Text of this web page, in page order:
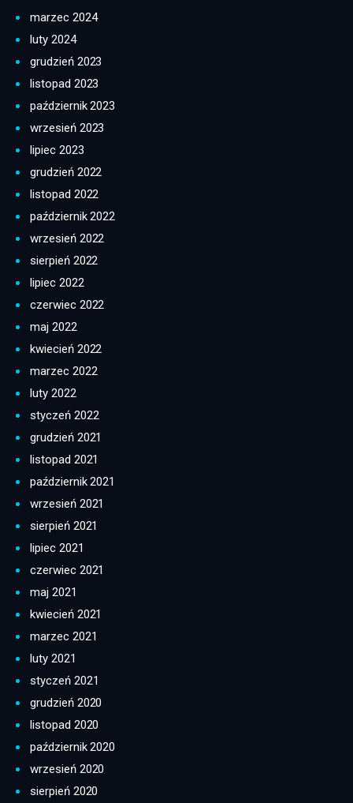
marzec 2024
luty 2024
grudzień 2023
listopad 2023
październik 2023
wrzesień 2023
lipiec 2023
grudzień 2022
listopad 2022
październik 2022
wrzesień 2022
sierpień 2022
lipiec 2022
czerwiec 2022
maj 2022
kwiecień 2022
marzec 2022
luty 2022
styczeń 2022
grudzień 2021
listopad 2021
październik 2021
wrzesień 2021
sierpień 2021
lipiec 2021
czerwiec 2021
maj 2021
kwiecień 2021
marzec 2021
luty 2021
styczeń 2021
grudzień 2020
listopad 2020
październik 2020
wrzesień 2020
sierpień 2020